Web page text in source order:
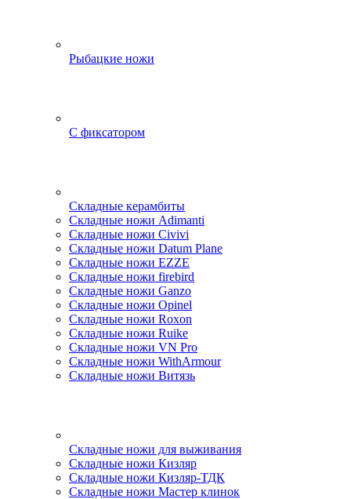
Рыбацкие ножи
С фиксатором
Складные керамбиты
Складные ножи Adimanti
Складные ножи Civivi
Складные ножи Datum Plane
Складные ножи EZZE
Складные ножи firebird
Складные ножи Ganzo
Складные ножи Opinel
Складные ножи Roxon
Складные ножи Ruike
Складные ножи VN Pro
Складные ножи WithArmour
Складные ножи Витязь
Складные ножи для выживания
Складные ножи Кизляр
Складные ножи Кизляр-ТДК
Складные ножи Мастер клинок